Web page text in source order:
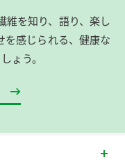
維を知り、語り、楽し
を感じられる、健康な
ょう。